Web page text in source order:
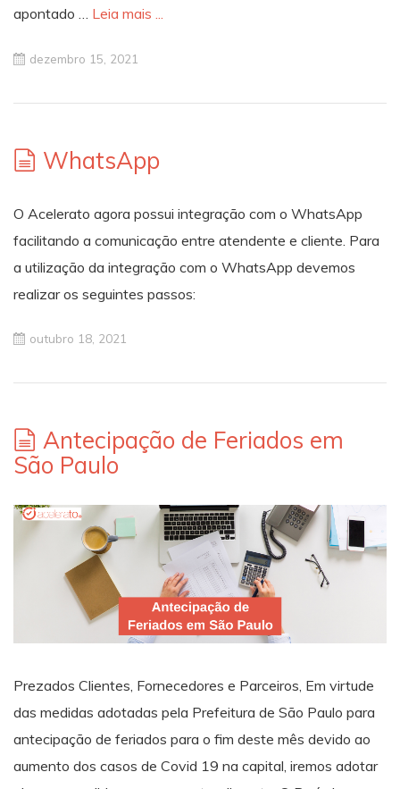
apontado … Leia mais ...
dezembro 15, 2021
WhatsApp
O Acelerato agora possui integração com o WhatsApp
facilitando a comunicação entre atendente e cliente. Para
a utilização da integração com o WhatsApp devemos
realizar os seguintes passos:
outubro 18, 2021
Antecipação de Feriados em
São Paulo
Prezados Clientes, Fornecedores e Parceiros, Em virtude
das medidas adotadas pela Prefeitura de São Paulo para
antecipação de feriados para o fim deste mês devido ao
aumento dos casos de Covid 19 na capital, iremos adotar